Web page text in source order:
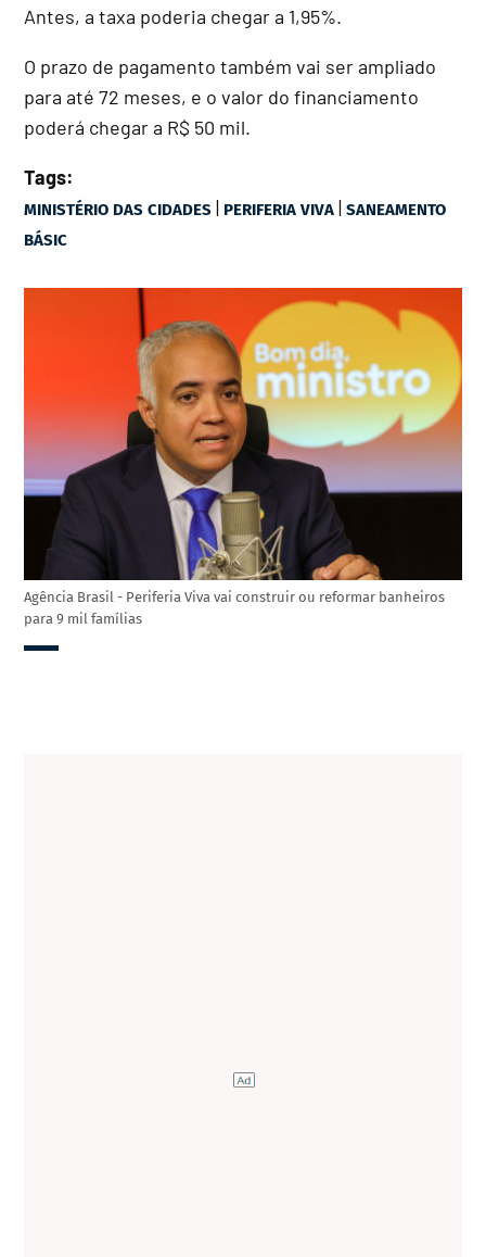
Antes, a taxa poderia chegar a 1,95%.
O prazo de pagamento também vai ser ampliado
para até 72 meses, e o valor do financiamento
poderá chegar a R$ 50 mil.
Tags:
MINISTÉRIO DAS CIDADES | PERIFERIA VIVA |SANEAMENTO
BÁSIC
Agência Brasil - Periferia Viva vai construir ou reformar banheiros
para 9 mil famílias